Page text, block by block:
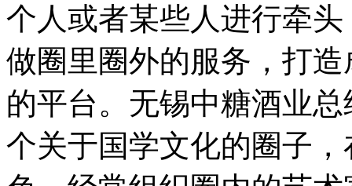
个人或者某些人进行牵
做圈里圈外的服务，打
的平台。无锡中糖酒业
个关于国学文化的圈子